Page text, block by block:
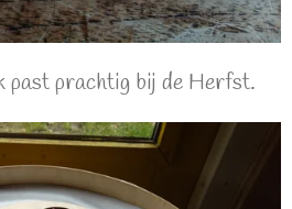
past prachtig bij de Herfst.